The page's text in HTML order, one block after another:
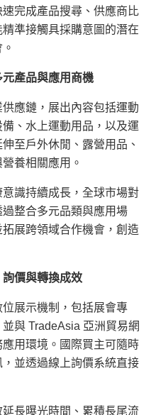
完成產品搜尋、供應商比
準接觸具採購意圖的潛在
產品與應用商機
應鏈，展出內容包括運動
、水上運動用品，以及運
至戶外休閒、露營用品、
養相關應用。
識持續成長，全球市場對
整合多元品類與應用場
展跨領域合作機會，創造
價與轉換成效
展示機制，包括展會專
與 TradeAsia 亞洲貿易網
用環境。國際買主可隨時
並透過線上詢價系統直接
長曝光時間、累積長尾流